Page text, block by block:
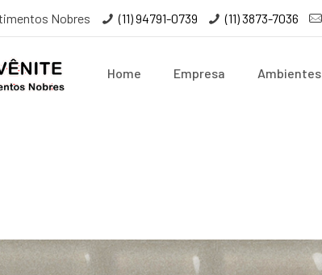
Nobres (11) 94791-0739 (11) 3873-7036
Home Empresa Ambientes